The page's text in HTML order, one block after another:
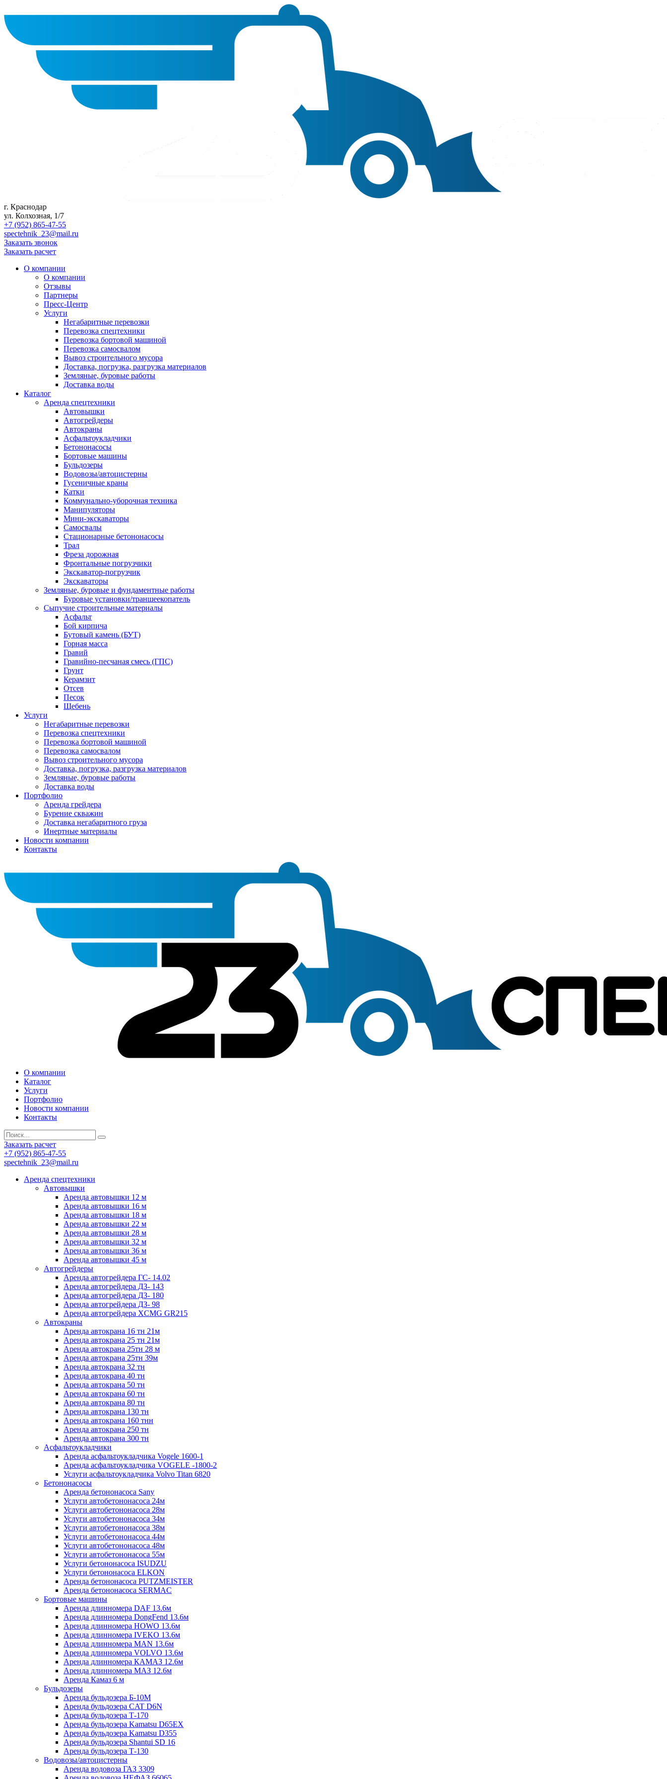
г. Краснодар
ул. Колхозная, 1/7
+7 (952) 865-47-55
spectehnik_23@mail.ru
Заказать звонок
Заказать расчет
О компании
О компании
Отзывы
Партнеры
Пресс-Центр
Услуги
Негабаритные перевозки
Перевозка спецтехники
Перевозка бортовой машиной
Перевозка самосвалом
Вывоз строительного мусора
Доставка, погрузка, разгрузка материалов
Земляные, буровые работы
Доставка воды
Каталог
Аренда спецтехники
Автовышки
Автогрейдеры
Автокраны
Асфальтоукладчики
Бетононасосы
Бортовые машины
Бульдозеры
Водовозы/автоцистерны
Гусеничные краны
Катки
Коммунально-уборочная техника
Манипуляторы
Мини-экскаваторы
Самосвалы
Стационарные бетононасосы
Трал
Фреза дорожная
Фронтальные погрузчики
Экскаватор-погрузчик
Экскаваторы
Земляные, буровые и фундаментные работы
Буровые установки/траншеекопатель
Сыпучие строительные материалы
Асфальт
Бой кирпича
Бутовый камень (БУТ)
Горная масса
Гравий
Гравийно-песчаная смесь (ГПС)
Грунт
Керамзит
Отсев
Песок
Щебень
Услуги
Негабаритные перевозки
Перевозка спецтехники
Перевозка бортовой машиной
Перевозка самосвалом
Вывоз строительного мусора
Доставка, погрузка, разгрузка материалов
Земляные, буровые работы
Доставка воды
Портфолио
Аренда грейдера
Бурение скважин
Доставка негабаритного груза
Инертные материалы
Новости компании
Контакты
О компании
Каталог
Услуги
Портфолио
Новости компании
Контакты
Заказать расчет
+7 (952) 865-47-55
spectehnik_23@mail.ru
Аренда спецтехники
Автовышки
Аренда автовышки 12 м
Аренда автовышки 16 м
Аренда автовышки 18 м
Аренда автовышки 22 м
Аренда автовышки 28 м
Аренда автовышки 32 м
Аренда автовышки 36 м
Аренда автовышки 45 м
Автогрейдеры
Аренда автогрейдера ГС- 14.02
Аренда автогрейдера ДЗ- 143
Аренда автогрейдера ДЗ- 180
Аренда автогрейдера ДЗ- 98
Аренда автогрейдера XCMG GR215
Автокраны
Аренда автокрана 16 тн 21м
Аренда автокрана 25 тн 21м
Аренда автокрана 25тн 28 м
Аренда автокрана 25тн 39м
Аренда автокрана 32 тн
Аренда автокрана 40 тн
Аренда автокрана 50 тн
Аренда автокрана 60 тн
Аренда автокрана 80 тн
Аренда автокрана 130 тн
Аренда автокрана 160 тнн
Аренда автокрана 250 тн
Аренда автокрана 300 тн
Асфальтоукладчики
Аренда асфальтоукладчика Vogele 1600-1
Аренда асфальтоукладчика VOGELЕ -1800-2
Услуги асфальтоукладчика Volvo Titan 6820
Бетононасосы
Аренда бетононасоса Sany
Услуги автобетононасоса 24м
Услуги автобетононасоса 28м
Услуги автобетононасоса 34м
Услуги автобетононасоса 38м
Услуги автобетононасоса 44м
Услуги автобетононасоса 48м
Услуги автобетононасоса 55м
Услуги бетононасоса ISUDZU
Услуги бетононасоса ELKON
Аренда бетононасоса PUTZMEISTER
Аренда бетононасоса SERMAC
Бортовые машины
Аренда длинномера DAF 13.6м
Аренда длинномера DongFend 13.6м
Аренда длинномера HOWO 13.6м
Аренда длинномера IVEKO 13.6м
Аренда длинномера MAN 13.6м
Аренда длинномера VOLVO 13.6м
Аренда длинномера КАМАЗ 12.6м
Аренда длинномера МАЗ 12.6м
Аренда Камаз 6 м
Бульдозеры
Аренда бульдозера Б-10М
Аренда бульдозера CAT D6N
Аренда бульдозера Т-170
Аренда бульдозера Kamatsu D65EX
Аренда бульдозера Kamatsu D355
Аренда бульдозера Shantui SD 16
Аренда бульдозера Т-130
Водовозы/автоцистерны
Аренда водовоза ГАЗ 3309